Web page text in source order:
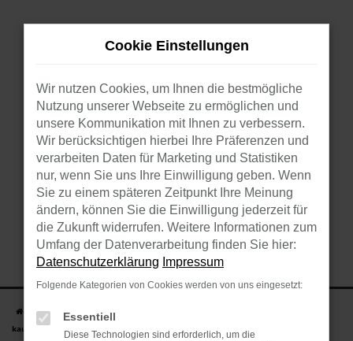
Zum
Startseite Hersteller
kaufen, finanzieren, leasen
Cookie Einstellungen
Wir nutzen Cookies, um Ihnen die bestmögliche
Nutzung unserer Webseite zu ermöglichen und
unsere Kommunikation mit Ihnen zu verbessern.
Wir berücksichtigen hierbei Ihre Präferenzen und
verarbeiten Daten für Marketing und Statistiken
nur, wenn Sie uns Ihre Einwilligung geben. Wenn
Sie zu einem späteren Zeitpunkt Ihre Meinung
ändern, können Sie die Einwilligung jederzeit für
die Zukunft widerrufen. Weitere Informationen zum
Umfang der Datenverarbeitung finden Sie hier:
Datenschutzerklärung Impressum
Folgende Kategorien von Cookies werden von uns eingesetzt:
Essentiell
Diese Technologien sind erforderlich, um die